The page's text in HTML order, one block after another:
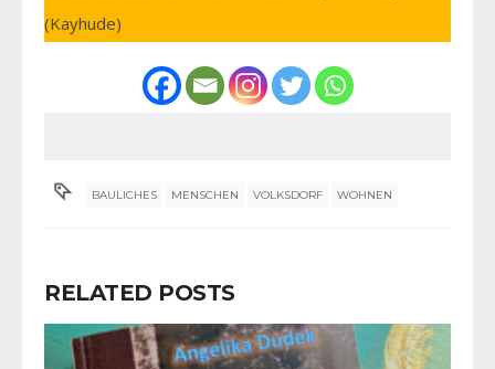
(Kayhude)
BAULICHES MENSCHEN VOLKSDORF WOHNEN
RELATED POSTS